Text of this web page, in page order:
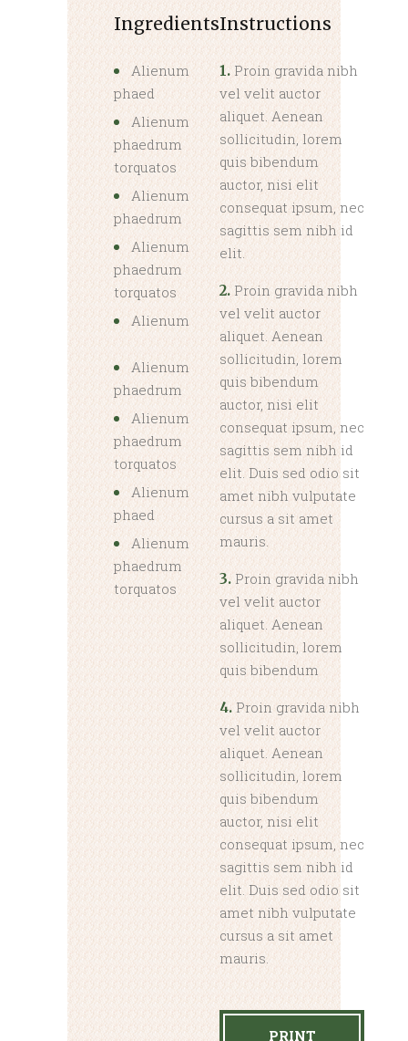
Ingredients
Alienum
phaed
Alienum
phaedrum
torquatos
Alienum
phaedrum
Alienum
phaedrum
torquatos
Alienum
Alienum
phaedrum
Alienum
phaedrum
torquatos
Alienum
phaed
Alienum
phaedrum
torquatos
Instructions
1. Proin gravida nibh
vel velit auctor
aliquet. Aenean
sollicitudin, lorem
quis bibendum
auctor, nisi elit
consequat ipsum, nec
sagittis sem nibh id
elit.
2. Proin gravida nibh
vel velit auctor
aliquet. Aenean
sollicitudin, lorem
quis bibendum
auctor, nisi elit
consequat ipsum, nec
sagittis sem nibh id
elit. Duis sed odio sit
amet nibh vulputate
cursus a sit amet
mauris.
3. Proin gravida nibh
vel velit auctor
aliquet. Aenean
sollicitudin, lorem
quis bibendum
4. Proin gravida nibh
vel velit auctor
aliquet. Aenean
sollicitudin, lorem
quis bibendum
auctor, nisi elit
consequat ipsum, nec
sagittis sem nibh id
elit. Duis sed odio sit
amet nibh vulputate
cursus a sit amet
mauris.
PRINT